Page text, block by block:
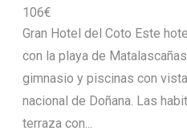
106€
Gran Hotel del Coto Este
con la playa de
gimnasio y piscinas con
nacional de Doñana. Las
terraza con...